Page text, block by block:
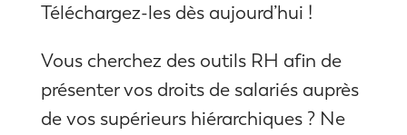
Téléchargez-les dès aujourd’hui !
Vous cherchez des outils RH afin de
présenter vos droits de salariés auprès
de vos supérieurs hiérarchiques ? Ne